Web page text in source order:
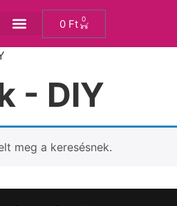
0 Ft 0
- DIY
meg a keresésnek.